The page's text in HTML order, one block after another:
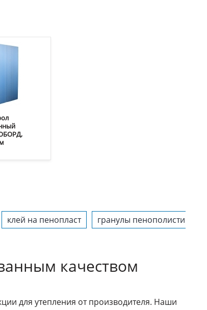
клей на пенопласт гранулы
качеством
для утепления от производителя. Наши